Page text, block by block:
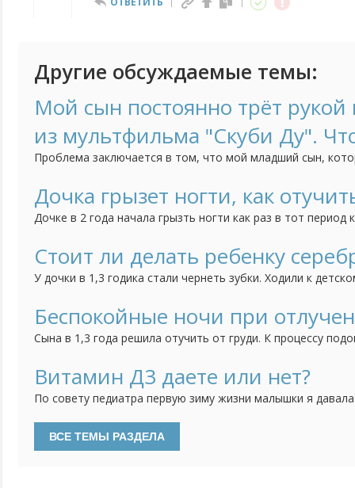
Другие обсуждаемые темы:
Мой сын постоянно трёт рукой
из мультфильма "Скуби Ду".
Проблема заключается в том, что мой младший сын,
как он начал посещать детский сад. Психолог говорит,
но мне страшно за своё чадо. Может быть у кого-нибудь
Дочка грызет ногти, как
Дочке в 2 года начала грызть ногти как раз в тот период
как вариант думаю может появление брата так
привычка грызть ногти. Сейчас дочке 3 года, а привычка
Стоит ли делать ребенку
У дочки в 1,3 годика стали чернеть зубки. Ходили к
сделать серебрение. Зубки мы чистим, но результат
теперь не знаю стоить ли делать процедуру серебрения
Беспокойные ночи при
Сына в 1,3 года решила отучить от груди. К процессу
несколько часов оставляя его одного, потом на полдня.
дневные кормления уменьшились до "вокруг сна", ночью
Витамин Д3 даете или нет?
По совету педиатра первую зиму жизни малышки я
давать витамин Д3. Особенностей развития нет,
делать, если ребенку уже 2 года и гуляем регулярно?